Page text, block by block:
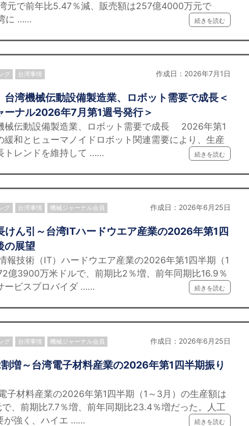
元で前年比5.47％減、販売額は257億4000万元で
に ……
続きを読む
グ 台湾事情 作成日：2026年7月1日
台湾機械伝動設備製造業、ロボット需要で成長＜
ーナル2026年7月第1週号発行＞
械伝動設備製造業、ロボット需要で成長 2026年第1
緩和とヒューマノイドロボット関連需要により、生産
トレンドを維持して ……
続きを読む
グ 台湾事情 機械ジャーナル会員 作成日：2026年6月25日
けん引～台湾ITハードウエア産業の2026年第1四
の展望
技術（IT）ハードウエア産業の2026年第1四半期（1
億3900万米ドルで、前期比2％増、前年同期比16.9％
ービスプロバイダ ……
続きを読む
グ 台湾事情 機械ジャーナル会員 作成日：2026年6月25日
増～台湾電子材料産業の2026年第1四半期振り
材料産業の2026年第1四半期（1～3月）の生産額は
、前期比7.7％増、前年同期比23.4％増だった。人工
が強く、ハイエ ……
続きを読む